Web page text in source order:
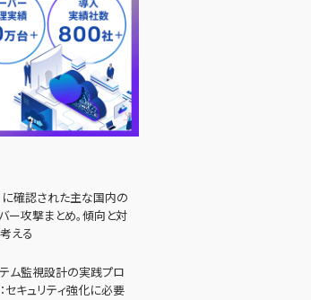
に確認された主な国内の
ー攻撃まとめ。傾向と対
える
ム監視設計の実践プロ
セキュリティ強化に必要